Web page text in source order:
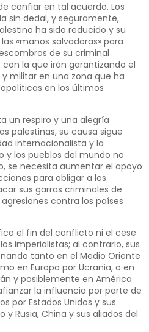
confiar en tal acuerdo. Los
sin dedal, y seguramente,
ha sido reducido y su
«manos salvadoras» para
de su criminal
la que irán garantizando el
militar en una zona que ha
en los últimos
un respiro y una alegría
palestinas, su causa sigue
internacionalista y la
y los pueblos del mundo no
se necesita aumentar el apoyo
para obligar a los
sus garras criminales de
contra los países
el fin del conflicto ni el cese
imperialistas; al contrario, sus
tanto en el Medio Oriente
en Europa por Ucrania, o en
y posiblemente en América
la influencia por parte de
por Estados Unidos y sus
y Rusia, China y sus aliados del